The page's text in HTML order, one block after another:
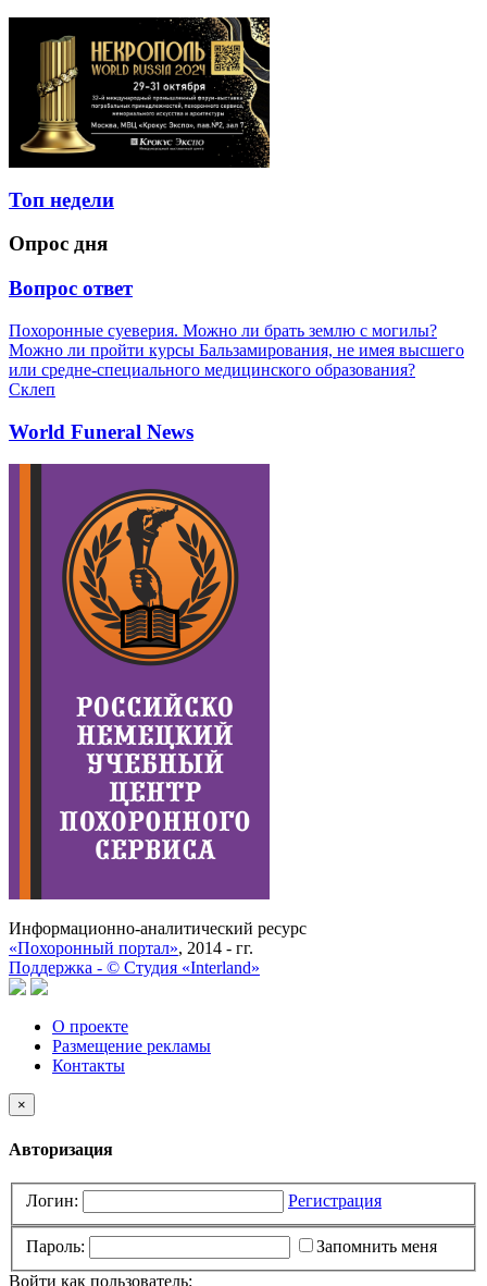
Топ недели
Опрос дня
Вопрос ответ
Похоронные суеверия. Можно ли брать землю с могилы?
Можно ли пройти курсы Бальзамирования, не имея высшего
или средне-специального медицинского образования?
Склеп
World Funeral News
Информационно-аналитический ресурс
«Похоронный портал», 2014 - гг.
Поддержка - © Cтудия «Interland»
О проекте
Размещение рекламы
Контакты
×
Авторизация
Логин: Регистрация
Пароль:
Запомнить меня
Войти как пользователь: